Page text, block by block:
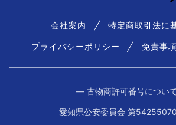
会社案内 特定商取引法に
プライバシーポリシー 免責事項
― 古物商許可番号につい
愛知県公安委員会 第